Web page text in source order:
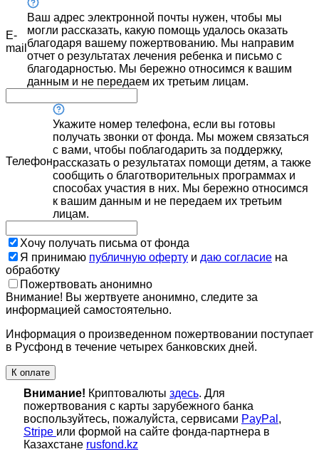
E-
mail
Ваш адрес электронной почты нужен, чтобы мы
могли рассказать, какую помощь удалось оказать
благодаря вашему пожертвованию. Мы направим
отчет о результатах лечения ребенка и письмо с
благодарностью. Мы бережно относимся к вашим
данным и не передаем их третьим лицам.
Телефон
Укажите номер телефона, если вы готовы
получать звонки от фонда. Мы можем связаться
с вами, чтобы поблагодарить за поддержку,
рассказать о результатах помощи детям, а также
сообщить о благотворительных программах и
способах участия в них. Мы бережно относимся
к вашим данным и не передаем их третьим
лицам.
Хочу получать письма от фонда
Я принимаю публичную оферту и даю согласие на
обработку
Пожертвовать анонимно
Внимание! Вы жертвуете анонимно, следите за
информацией самостоятельно.
Информация о произведенном пожертвовании поступает
в Русфонд в течение четырех банковских дней.
К оплате
Внимание! Криптовалюты здесь. Для
пожертвования с карты зарубежного банка
воспользуйтесь, пожалуйста, сервисами PayPal ,
Stripe или формой на сайте фонда-партнера в
Казахстане rusfond.kz